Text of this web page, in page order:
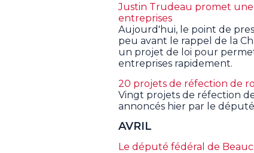
Justin Trudeau promet une
entreprises
Aujourd'hui, le point de
peu avant le rappel de la
un projet de loi pour
entreprises rapidement.
20 projets de réfection de
Vingt projets de réfection
annoncés hier par le
AVRIL
Le député fédéral de